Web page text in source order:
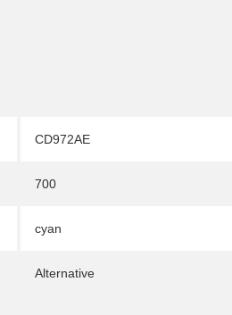
CD972AE
700
cyan
Alternative